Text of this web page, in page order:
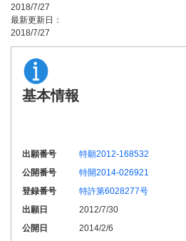
2018/7/27
最新更新日：
2018/7/27
基本情報
出願番号
特願2012-168532
公開番号
特開2014-026921
登録番号
特許第6028277号
出願日
2012/7/30
公開日
2014/2/6